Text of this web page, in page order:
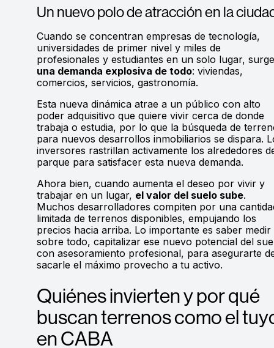
Un nuevo polo de atracción en la
Cuando se concentran empresas de tecnología,
universidades de primer nivel y miles de
profesionales y estudiantes en un solo lugar, surge
una demanda explosiva de todo: viviendas,
comercios, servicios, gastronomía.
Esta nueva dinámica atrae a un público con alto
poder adquisitivo que quiere vivir cerca de donde
trabaja o estudia, por lo que la búsqueda de
para nuevos desarrollos inmobiliarios se dispara.
inversores rastrillan activamente los alrededores
parque para satisfacer esta nueva demanda.
Ahora bien, cuando aumenta el deseo por vivir y
trabajar en un lugar, el valor del suelo sube.
Muchos desarrolladores compiten por una
limitada de terrenos disponibles, empujando los
precios hacia arriba. Lo importante es saber medir
sobre todo, capitalizar ese nuevo potencial del
con asesoramiento profesional, para asegurarte
sacarle el máximo provecho a tu activo.
Quiénes invierten y por qué
buscan terrenos como el
en CABA